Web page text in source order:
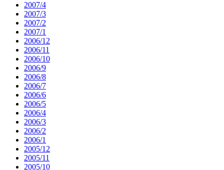
2007/4
2007/3
2007/2
2007/1
2006/12
2006/11
2006/10
2006/9
2006/8
2006/7
2006/6
2006/5
2006/4
2006/3
2006/2
2006/1
2005/12
2005/11
2005/10